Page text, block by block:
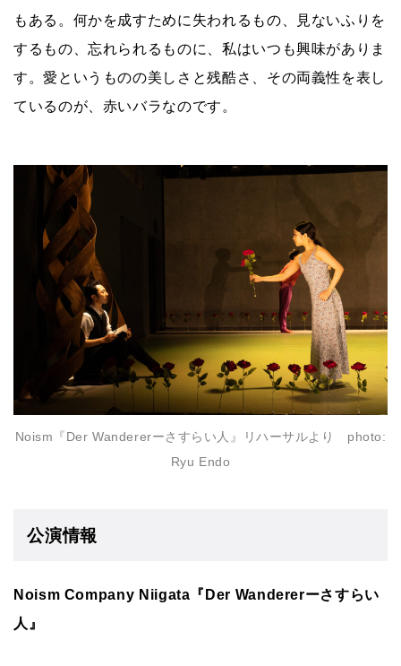
もある。何かを成すために失われるもの、見ないふりを
するもの、忘れられるものに、私はいつも興味がありま
す。愛というものの美しさと残酷さ、その両義性を表し
ているのが、赤いバラなのです。
Noism『Der Wandererーさすらい人』リハーサルより photo:
Ryu Endo
公演情報
Noism Company Niigata『Der Wandererーさすらい
人』